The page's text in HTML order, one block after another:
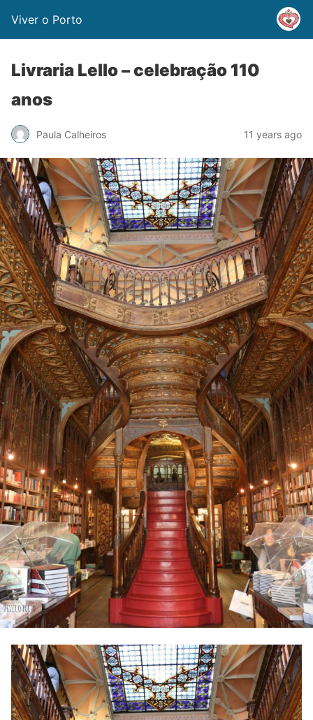
Viver o Porto
Livraria Lello – celebração 110
anos
Paula Calheiros 11 years ago